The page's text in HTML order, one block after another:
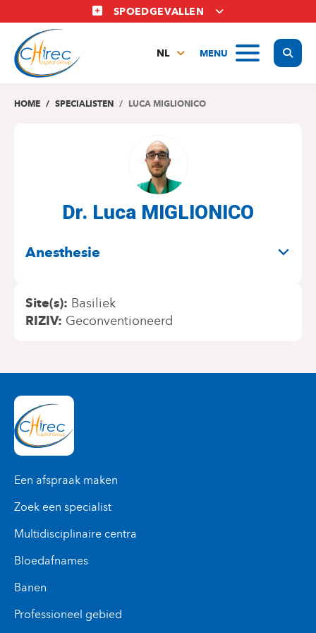
en
naar
inhoud
SPOEDGEVALLEN
MENU
NL
EN
HOME SPECIALISTEN LUCA MIGLIONICO
Dr. Luca MIGLIONICO
Anesthesie
Site(s) Basiliek
RIZIV Geconventioneerd
Een afspraak maken
Zoek een specialist
Multidisciplinaire centra
Bloedafnames
Banen
Professioneel gebied